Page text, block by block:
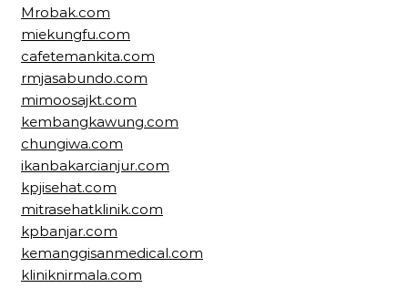
Mrobak.com
miekungfu.com
cafetemankita.com
rmjasabundo.com
mimoosajkt.com
kembangkawung.com
chungiwa.com
ikanbakarcianjur.com
kpjisehat.com
mitrasehatklinik.com
kpbanjar.com
kemanggisanmedical.com
kliniknirmala.com